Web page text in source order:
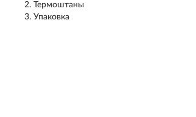
Термоштаны
Упаковка